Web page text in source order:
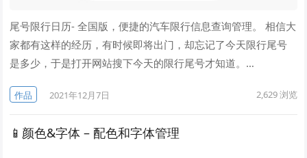
尾号限行日历- 全国版，便捷的汽车限行信息查询管理。 相信大
家都有这样的经历，有时候即将出门，却忘记了今天限行尾号
是多少，于是打开网站搜下今天的限行尾号才知道。…
作品 2021年12月7日 2,629浏览
📱颜色&字体 – 配色和字体管理